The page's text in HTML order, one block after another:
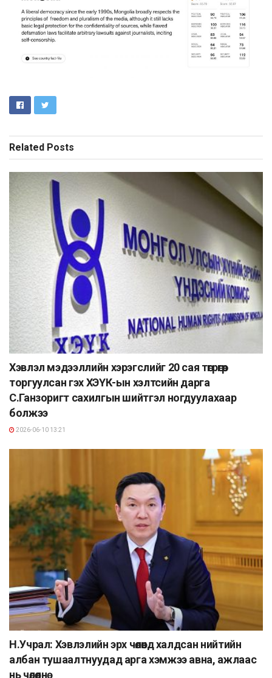
Related Posts
Хэвлэл мэдээллийн хэрэгслийг 20 сая төгрөгөөр
торгуулсан гэх ХЭҮК-ын хэлтсийн дарга
С.Ганзоригт сахилгын шийтгэл ногдуулахаар
болжээ
2026-06-10 13:21
Н.Учрал: Хэвлэлийн эрх чөлөөнд халдсан нийтийн
албан тушаалтнуудад арга хэмжээ авна, ажлаас
нь чөлөөлнө